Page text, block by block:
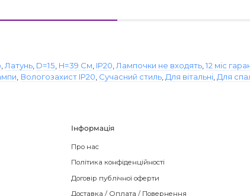
,Латунь, D=15, H=39 См, IP20,Лампочки не входять,12 міс
, Вологозахист IP20, Сучасний стиль,Для вітальні,Для
Інформація
Про нас
Політика конфіденційності
Договір публічної оферти
Доставка / Оплата / Повернення